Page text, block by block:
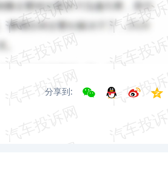
分享到: